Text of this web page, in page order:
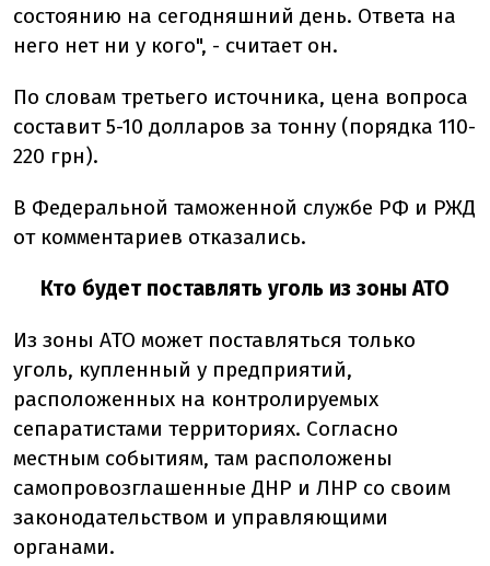
состоянию на сегодняшний день. Ответа на
него нет ни у кого", - считает он.
По словам третьего источника, цена вопроса
составит 5-10 долларов за тонну (порядка 110-
220 грн).
В Федеральной таможенной службе РФ и РЖД
от комментариев отказались.
Кто будет поставлять уголь из зоны АТО
Из зоны АТО может поставляться только
уголь, купленный у предприятий,
расположенных на контролируемых
сепаратистами территориях. Согласно
местным событиям, там расположены
самопровозглашенные ДНР и ЛНР со своим
законодательством и управляющими
органами.